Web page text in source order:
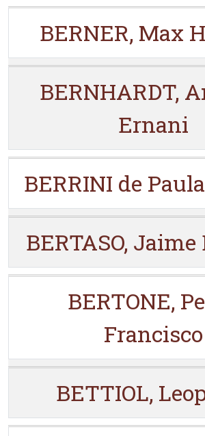
BERNER, Max
BERNHARDT,
Ernani
BERRINI de
BERTASO,
BERTONE,
Francisco
BETTIOL,